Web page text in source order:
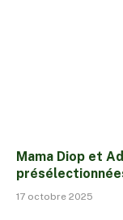
Mama Diop et
17 octobre 2025